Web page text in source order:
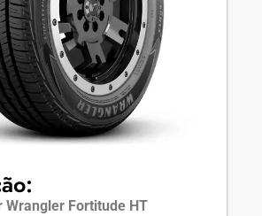
Wrangler Fortitude HT